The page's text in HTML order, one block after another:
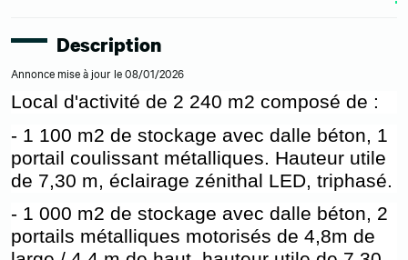
Description
Annonce mise à jour le 08/01/2026
Local d'activité de 2 240 m2 composé de :
- 1 100 m2 de stockage avec dalle béton, 1
portail coulissant métalliques. Hauteur utile
de 7,30 m, éclairage zénithal LED, triphasé.
- 1 000 m2 de stockage avec dalle béton, 2
portails métalliques motorisés de 4,8m de